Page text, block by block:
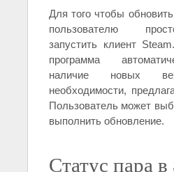
Для того чтобы
пользователю
запустить клиент
программа
наличие новых
необходимости,
Пользователь может
выполнить обновление.
Статус пара в